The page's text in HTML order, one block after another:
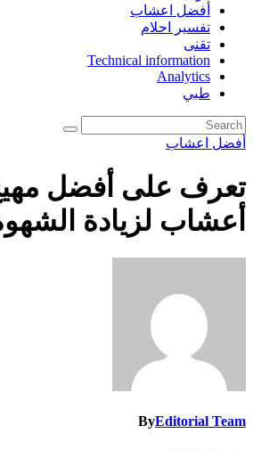
أفضل اعشاب
تفسير احلام
تقنى
Technical information
Analytics
طبي
أفضل اعشاب
تعرف على أفضل
أعشاب لزيادة
ByEditorial Team